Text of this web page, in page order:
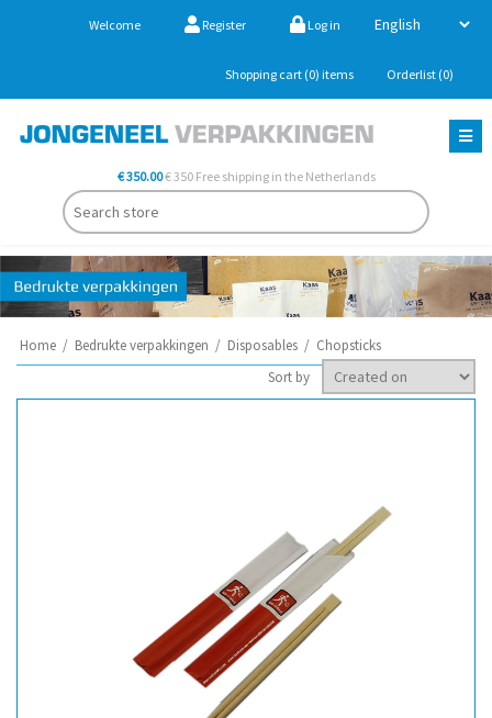
Welcome Register Log in
Shopping cart (0) items Orderlist (0)
€ 350.00€ 350 Free shipping in the Netherlands
Home / Bedrukte verpakkingen / Disposables / Chopsticks
Sort by